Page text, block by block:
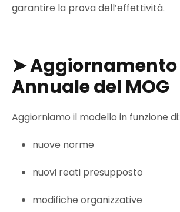
garantire la prova dell’effettività.
➤Aggiornamento
Annuale del MOG
Aggiorniamo il modello in funzione di:
nuove norme
nuovi reati presupposto
modifiche organizzative